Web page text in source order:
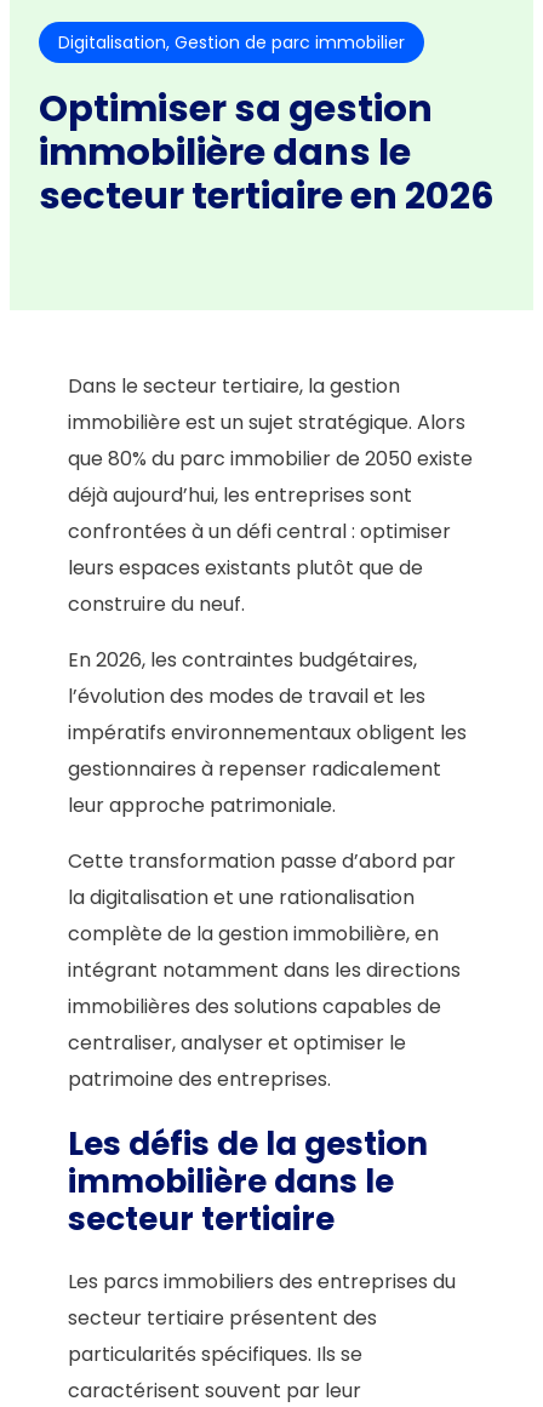
Digitalisation, Gestion de parc immobilier
Optimiser sa gestion
immobilière dans le
secteur tertiaire en 2026
Dans le secteur tertiaire, la gestion
immobilière est un sujet stratégique. Alors
que 80% du parc immobilier de 2050 existe
déjà aujourd’hui, les entreprises sont
confrontées à un défi central : optimiser
leurs espaces existants plutôt que de
construire du neuf.
En 2026, les contraintes budgétaires,
l’évolution des modes de travail et les
impératifs environnementaux obligent les
gestionnaires à repenser radicalement
leur approche patrimoniale.
Cette transformation passe d’abord par
la digitalisation et une rationalisation
complète de la gestion immobilière, en
intégrant notamment dans les directions
immobilières des solutions capables de
centraliser, analyser et optimiser le
patrimoine des entreprises.
Les défis de la gestion
immobilière dans le
secteur tertiaire
Les parcs immobiliers des entreprises du
secteur tertiaire présentent des
particularités spécifiques. Ils se
caractérisent souvent par leur